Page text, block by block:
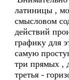
латиницы ,
смысловом
действий
графику для
самую
три прямых ,
третья -